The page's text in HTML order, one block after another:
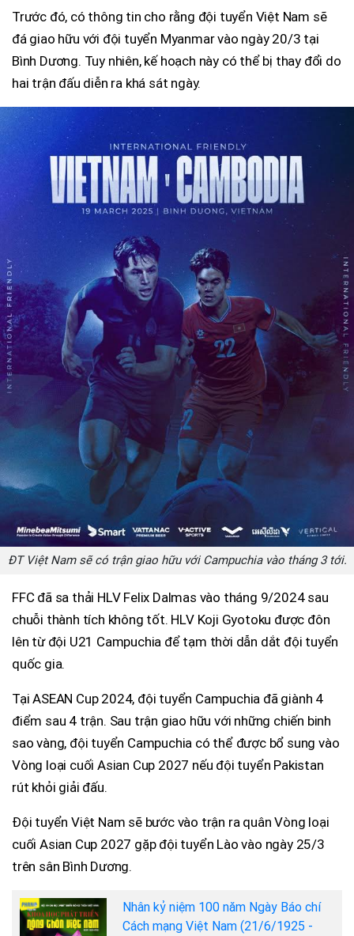
Trước đó, có thông tin cho rằng đội tuyển Việt Nam sẽ
đá giao hữu với đội tuyển Myanmar vào ngày 20/3 tại
Bình Dương. Tuy nhiên, kế hoạch này có thể bị thay đổi do
hai trận đấu diễn ra khá sát ngày.
ĐT Việt Nam sẽ có trận giao hữu với Campuchia vào tháng 3 tới.
FFC đã sa thải HLV Felix Dalmas vào tháng 9/2024 sau
chuỗi thành tích không tốt. HLV Koji Gyotoku được đôn
lên từ đội U21 Campuchia để tạm thời dẫn dắt đội tuyển
quốc gia.
Tại ASEAN Cup 2024, đội tuyển Campuchia đã giành 4
điểm sau 4 trận. Sau trận giao hữu với những chiến binh
sao vàng, đội tuyển Campuchia có thể được bổ sung vào
Vòng loại cuối Asian Cup 2027 nếu đội tuyển Pakistan
rút khỏi giải đấu.
Đội tuyển Việt Nam sẽ bước vào trận ra quân Vòng loại
cuối Asian Cup 2027 gặp đội tuyển Lào vào ngày 25/3
trên sân Bình Dương.
Nhân kỷ niệm 100 năm Ngày Báo chí
Cách mạng Việt Nam (21/6/1925 -